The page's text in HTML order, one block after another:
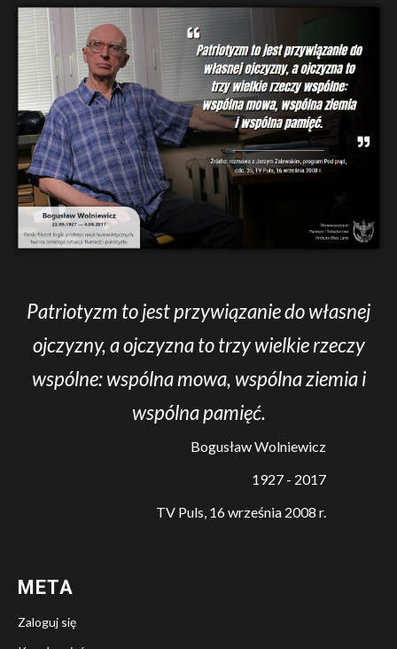
Patriotyzm to jest przywiązanie do własnej
ojczyzny, a ojczyzna to trzy wielkie rzeczy
wspólne: wspólna mowa, wspólna ziemia i
wspólna pamięć.
Bogusław Wolniewicz
1927 - 2017
TV Puls, 16 września 2008 r.
META
Zaloguj się